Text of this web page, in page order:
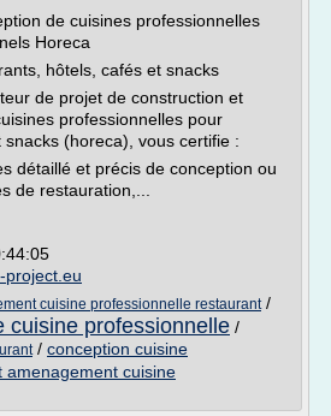
de cuisines professionnelles
Horeca
hôtels, cafés et snacks
de projet de construction et
professionnelles pour
(horeca), vous certifie :
détaillé et précis de conception ou
de restauration,...
project.eu
cuisine professionnelle restaurant/
cuisine professionnelle /
/ conception cuisine
amenagement cuisine